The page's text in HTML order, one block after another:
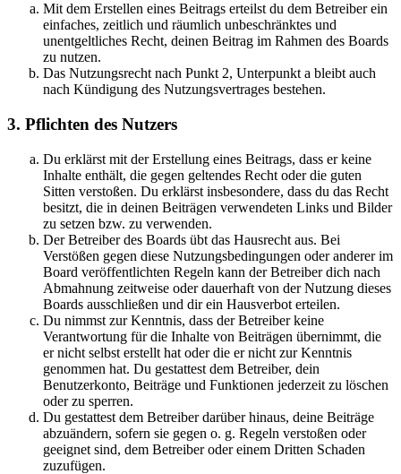
Mit dem Erstellen eines Beitrags erteilst du dem Betreiber ein
einfaches, zeitlich und räumlich unbeschränktes und
unentgeltliches Recht, deinen Beitrag im Rahmen des Boards
zu nutzen.
Das Nutzungsrecht nach Punkt 2, Unterpunkt a bleibt auch
nach Kündigung des Nutzungsvertrages bestehen.
3. Pflichten des Nutzers
Du erklärst mit der Erstellung eines Beitrags, dass er keine
Inhalte enthält, die gegen geltendes Recht oder die guten
Sitten verstoßen. Du erklärst insbesondere, dass du das Recht
besitzt, die in deinen Beiträgen verwendeten Links und Bilder
zu setzen bzw. zu verwenden.
Der Betreiber des Boards übt das Hausrecht aus. Bei
Verstößen gegen diese Nutzungsbedingungen oder anderer im
Board veröffentlichten Regeln kann der Betreiber dich nach
Abmahnung zeitweise oder dauerhaft von der Nutzung dieses
Boards ausschließen und dir ein Hausverbot erteilen.
Du nimmst zur Kenntnis, dass der Betreiber keine
Verantwortung für die Inhalte von Beiträgen übernimmt, die
er nicht selbst erstellt hat oder die er nicht zur Kenntnis
genommen hat. Du gestattest dem Betreiber, dein
Benutzerkonto, Beiträge und Funktionen jederzeit zu löschen
oder zu sperren.
Du gestattest dem Betreiber darüber hinaus, deine Beiträge
abzuändern, sofern sie gegen o. g. Regeln verstoßen oder
geeignet sind, dem Betreiber oder einem Dritten Schaden
zuzufügen.